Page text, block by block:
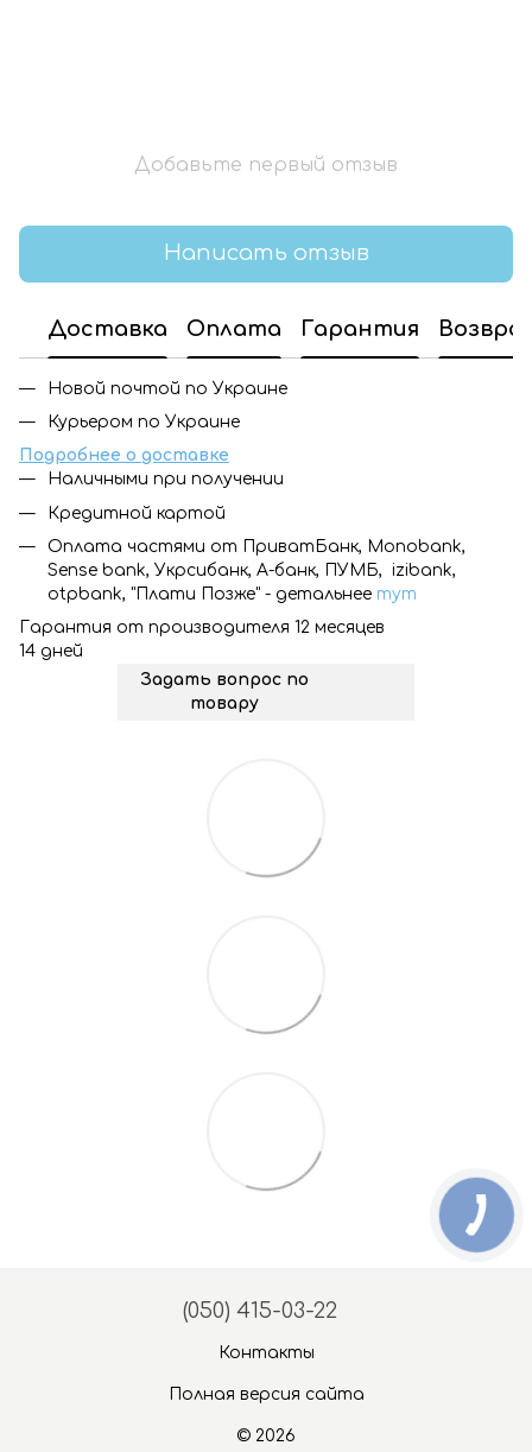
Добавьте первый отзыв
Написать отзыв
Доставка Оплата Гарантия
Новой почтой по Украине
Курьером по Украине
Подробнее о доставке
Наличными при получении
Кредитной картой
Оплата частями от ПриватБанк, Monobank,
Sense bank, Укрсибанк, А-банк, ПУМБ, izibank,
otpbank, "Плати Позже" - детальнее тут
Гарантия от производителя 12 месяцев
14 дней
Задать вопрос по
товару
(050) 415-03-22
Контакты
Полная версия сайта
© 2026